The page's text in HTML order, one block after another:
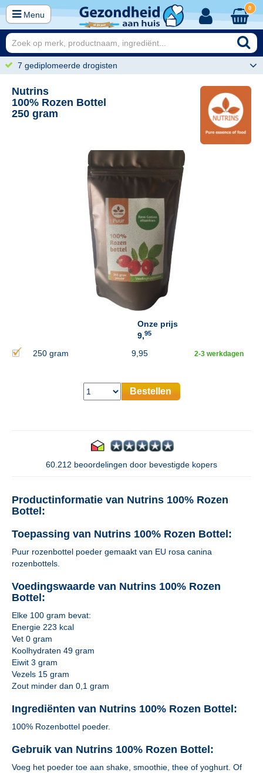
Menu
0
7 gediplomeerde drogisten
Nutrins
100% Rozen Bottel
250 gram
Onze prijs
9,95
250 gram 9,95 2-3 werkdagen
Bestellen
60.212 beoordelingen door bevestigde kopers
Productinformatie van Nutrins 100% Rozen
Bottel:
Toepassing van Nutrins 100% Rozen Bottel:
Puur rozenbottel poeder gemaakt van EU rosa canina
rozenbottels.
Voedingswaarde van Nutrins 100% Rozen
Bottel:
Elke 100 gram bevat:
Energie 223 kcal
Vet 0 gram
Koolhydraten 49 gram
Eiwit 3 gram
Vezels 15 gram
Zout minder dan 0,1 gram
Ingrediënten van Nutrins 100% Rozen Bottel:
100% Rozenbottel poeder.
Gebruik van Nutrins 100% Rozen Bottel:
Voeg het poeder toe aan shake, smoothie, thee of yoghurt. Of